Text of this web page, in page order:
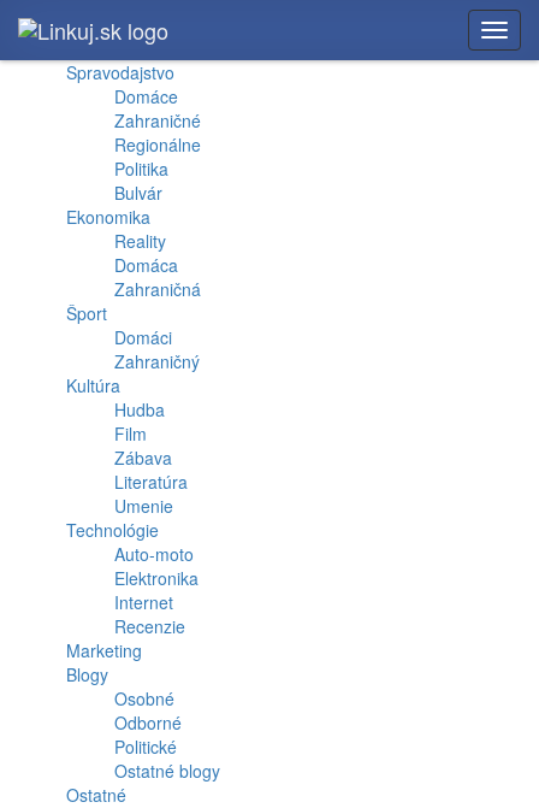
Spravodajstvo
Domáce
Zahraničné
Regionálne
Politika
Bulvár
Ekonomika
Reality
Domáca
Zahraničná
Šport
Domáci
Zahraničný
Kultúra
Hudba
Film
Zábava
Literatúra
Umenie
Technológie
Auto-moto
Elektronika
Internet
Recenzie
Marketing
Blogy
Osobné
Odborné
Politické
Ostatné blogy
Ostatné